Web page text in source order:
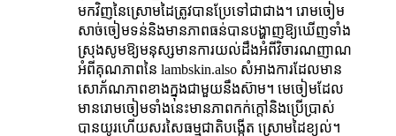
មកវិញនៃស្រោមដៃត្រូវបានប្រែទៅជាជាង។ រោមចៀម
សាច់ចៀមទន់និងមានភាពធន់បានបង្ហាញឱ្យឃើញទាំង
ស្រុងសូមឱ្យមនុស្សមានការយល់ដឹងអំពីវិចារណញាណ
អំពីគុណភាពនៃ lambskin.also សំអាងការដែលមាន
សោភ័ណភាពខាងក្នុងជាមួយនឹងស៊ាម។ មេចៀមដែល
មានរោមចៀមទាំងនេះមានភាពកក់ក្តៅនិងប្រើប្រាស់
បានយូរហើយសរសៃធម្មជាតិបង្កើត ស្រោមដៃខ្យល់។